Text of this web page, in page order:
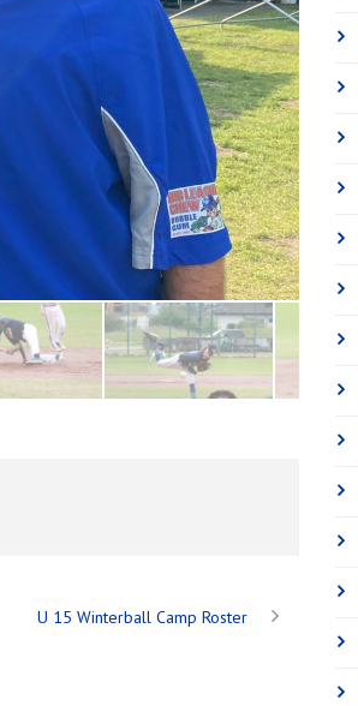
U 15 Winterball Camp Roster